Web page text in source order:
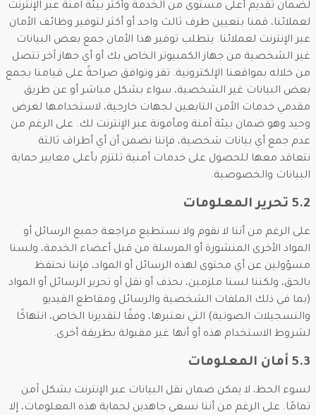
لضمان تقديم أعلى مستوى من الخدمة وأكثر بيئة آمنة عبر الإنترنت
لعملائنا، قمنا بتعيين طرف ثالث واحد أو أكثر لتوفير وظائف الأمان
عبر الإنترنت لعملائنا. يتطلب توفير هذا الأمان جمع بعض البيانات
غير الشخصية من جهاز الكمبيوتر الخاص بك أو أي جهاز آخر تتصل
من خلاله بمواقعنا الإلكترونية. تقر وتوافق صراحةً على قيامنا بجمع
بعض البيانات غير الشخصية، سواء بشكل مباشر أو عن طريق
مقدمي خدمات الأمن التابعين لجهات خارجية، لاستخدامها لغرض
وحيد وهو ضمان بيئة آمنة ومأمونة عبر الإنترنت لك. على الرغم من
عدم جمع أي بيانات شخصية، فإننا نضمن أن أي أطراف ثالثة
نتعاقد معها للحصول على خدمات أمنية تلتزم بأعلى معايير حماية
البيانات والخصوصية.
5.2 تحرير المعلومات
على الرغم من أننا لا نقوم ولا نستطيع مراجعة جميع الرسائل أو
المواد الأخرى المنشورة أو المرسلة من قبل أعضاء الخدمة، ولسنا
مسؤولين عن أي محتوى لهذه الرسائل أو المواد، فإننا نحتفظ
بالحق، ولكننا لسنا ملزمين، بحذف أو نقل أو تحرير الرسائل أو المواد
(بما في ذلك الملفات الشخصية والرسائل ومقاطع الفيديو
والتسجيلات الصوتية) التي نعتبرها، وفقًا لتقديرنا الخاص، انتهاكًا
لشروط الاستخدام هذه أو أنها غير مقبولة بطريقة أخرى.
5.3 أمان المعلومات
لسوء الحظ، لا يمكن ضمان نقل البيانات عبر الإنترنت بشكل آمن
تمامًا. على الرغم من أننا نسعى جاهدين لحماية هذه المعلومات، إلا